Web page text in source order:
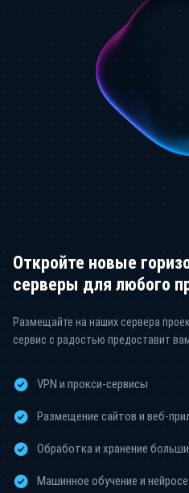
Откройте новые
серверы для любого
Размещайте на наших сервера
сервис с радостью предоставит
VPN и прокси-сервисы
Размещение сайтов и веб-
Обработка и хранение
Машинное обучение и